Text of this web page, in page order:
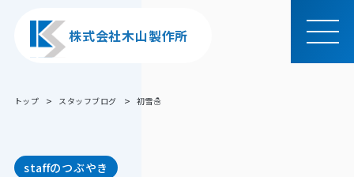
株式会社木山製作所
MEN
U
トップ スタッフブログ 初雪☃
staffのつぶやき